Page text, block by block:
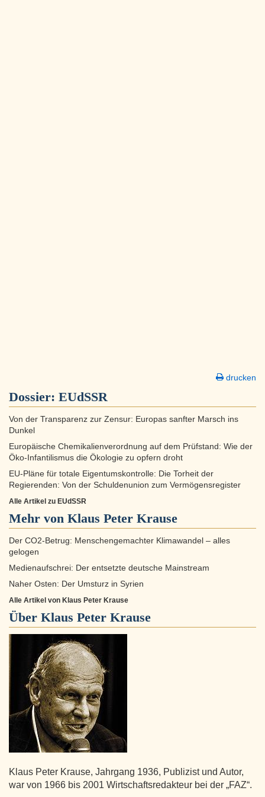
drucken
Dossier: EUdSSR
Von der Transparenz zur Zensur: Europas sanfter Marsch ins
Dunkel
Europäische Chemikalienverordnung auf dem Prüfstand: Wie der
Öko-Infantilismus die Ökologie zu opfern droht
EU-Pläne für totale Eigentumskontrolle: Die Torheit der
Regierenden: Von der Schuldenunion zum Vermögensregister
Alle Artikel zu EUdSSR
Mehr von Klaus Peter Krause
Der CO2-Betrug: Menschengemachter Klimawandel – alles
gelogen
Medienaufschrei: Der entsetzte deutsche Mainstream
Naher Osten: Der Umsturz in Syrien
Alle Artikel von Klaus Peter Krause
Über Klaus Peter Krause
Klaus Peter Krause, Jahrgang 1936, Publizist und Autor,
war von 1966 bis 2001 Wirtschaftsredakteur bei der „FAZ“.